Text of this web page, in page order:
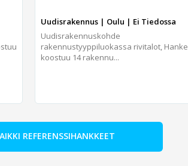
Uudisrakennus | Oulu | Ei Tiedossa
Uudisrakennuskohde
rakennustyyppiluokassa rivitalot, Hanke
koostuu 14 rakennu...
REFERENSSIHANKKEET